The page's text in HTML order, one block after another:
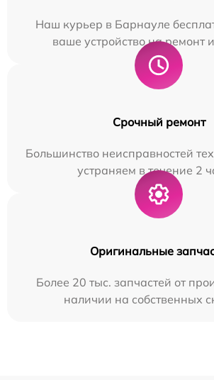
Наш курьер в Барнауле
ваше устройство на ремонт
Срочный ремонт
Большинство неисправностей
устраняем в течение 2
Оригинальные
Более 20 тыс. запчастей от
наличии на собственных